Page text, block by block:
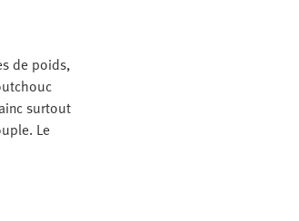
de poids,
surtout
Le